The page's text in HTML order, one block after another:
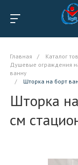
Главная / Каталог
Душевые ограждения
ванну
/
Шторка на борт
Шторка
см